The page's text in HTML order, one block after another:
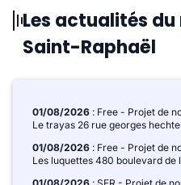
Les actualités
Saint-Raphaël
01/08/2026 : Free - Projet de
Le trayas 26 rue georges
01/08/2026 : Free - Projet de
Les luquettes 480 boulevard de